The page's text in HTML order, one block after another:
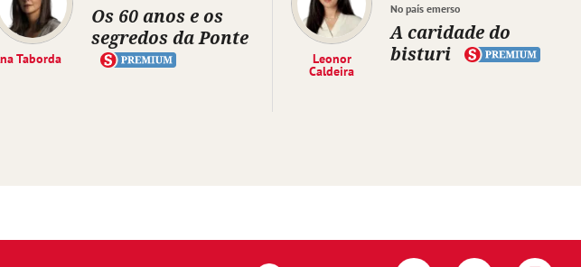
Taborda
Os 60 anos e os
segredos da Ponte
Leonor
Caldeira
No país emerso
A caridade do
bisturi